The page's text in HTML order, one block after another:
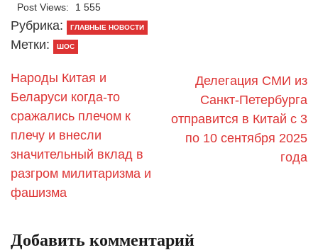
Post Views: 1 555
Рубрика: ГЛАВНЫЕ НОВОСТИ
Метки: ШОС
Народы Китая и
Беларуси когда-то
сражались плечом к
плечу и внесли
значительный вклад в
разгром милитаризма и
фашизма
Делегация СМИ из
Санкт-Петербурга
отправится в Китай с 3
по 10 сентября 2025
года
Добавить комментарий